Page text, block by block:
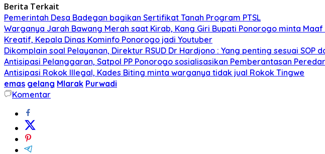
Berita Terkait
Pemerintah Desa Badegan bagikan Sertifikat Tanah Program PTSL
Warganya Jarah Bawang Merah saat Kirab, Kang Giri Bupati Ponorogo minta Maaf
Kreatif, Kepala Dinas Kominfo Ponorogo jadi Youtuber
Dikomplain soal Pelayanan, Direktur RSUD Dr Hardjono : Yang penting sesuai SOP
Antisipasi Pelanggaran, Satpol PP Ponorogo sosialisasikan Pemberantasan
Antisipasi Rokok Illegal, Kades Biting minta warganya tidak jual Rokok Tingwe
emas gelang Mlarak Purwadi
Komentar